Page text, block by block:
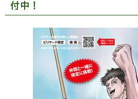
付中！